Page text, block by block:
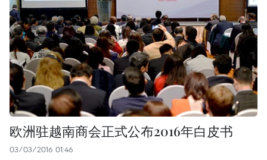
欧洲驻越南商会正式公布2016年白皮书
03/03/2016 01:46